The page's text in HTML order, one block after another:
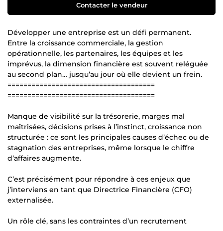
Contacter le vendeur
Développer une entreprise est un défi permanent.
Entre la croissance commerciale, la gestion
opérationnelle, les partenaires, les équipes et les
imprévus, la dimension financière est souvent reléguée
au second plan… jusqu’au jour où elle devient un frein.
=====================================
=====================================
Manque de visibilité sur la trésorerie, marges mal
maîtrisées, décisions prises à l’instinct, croissance non
structurée : ce sont les principales causes d’échec ou de
stagnation des entreprises, même lorsque le chiffre
d’affaires augmente.
C’est précisément pour répondre à ces enjeux que
j’interviens en tant que Directrice Financière (CFO)
externalisée.
Un rôle clé, sans les contraintes d’un recrutement